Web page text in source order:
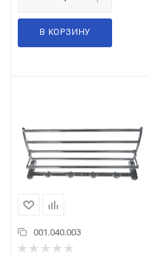
В КОРЗИНУ
001.040.003